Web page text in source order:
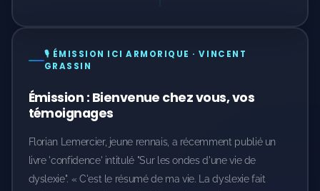
🎙️ ÉMISSION ICI ARMORIQUE · VINCENT
GRASSIN
Émission : Bienvenue chez vous, vos
témoignages
Florian Lemercier, jeune rennais, a récemment publié un
livre 'confidence' intitulé "Sur les ondes d'une vie de
dyslexie". « C'est le résumé de ma vie. La dyslexie fait